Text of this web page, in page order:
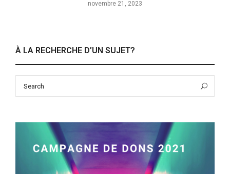
novembre 21, 2023
À LA RECHERCHE D’UN SUJET?